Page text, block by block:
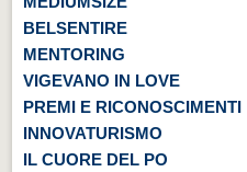
BELSENTIRE
MENTORING
VIGEVANO IN LOVE
PREMI E RICONOSCIMENTI
INNOVATURISMO
IL CUORE DEL PO